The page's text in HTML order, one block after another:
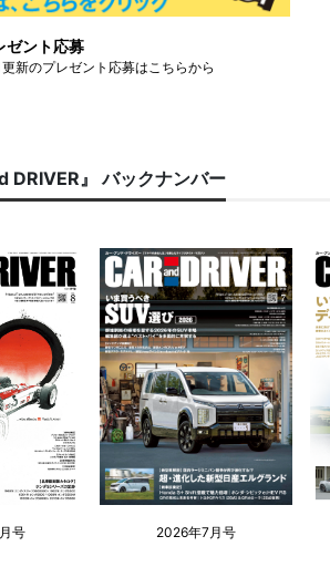
ゼント応募
新のプレゼント応募はこちらから
DRIVER』 バックナンバー
号 2026年7月号